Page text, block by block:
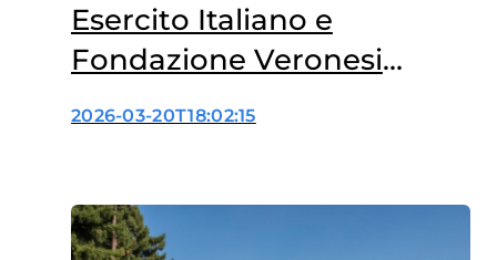
Esercito Italiano e
Fondazione Veronesi
insieme per la cultura della
2026-03-20T18:02:15